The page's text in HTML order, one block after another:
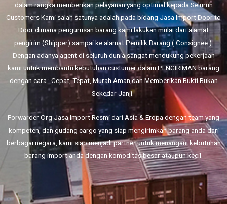
dalam rangka memberikan pelayanan yang optimal kepada Seluruh
Customers Kami salah satunya adalah pada bidang Jasa Import Door to
Door dimana pengurusan barang kami lakukan mulai dari alamat
pengirim (Shipper) sampai ke alamat Pemilik Barang ( Consignee ).
Dengan adanya agent di seluruh dunia sangat mendukung pekerjaan
kami untuk membantu kebutuhan custumer dalam PENGIRIMAN barang
dengan cara : Cepat, Tepat, Murah Aman,dan Memberikan Bukti Bukan
Sekedar Janji.
Forwarder Org Jasa Import Resmi dari Asia & Eropa dengan team yang
kompeten, dan gudang cargo yang siap mengirimkan barang anda dari
berbagai negara, kami siap menjadi partner untuk menangani kebutuhan
barang import anda dengan komoditas besar ataupun kecil.